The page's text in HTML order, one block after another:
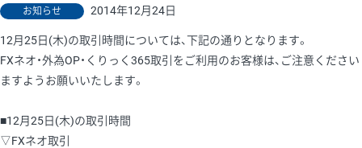
お知らせ 2014年12月24日
12月25日(木)の取引時間については、下記の通りとなります。
FXネオ・外為OP・くりっく365取引をご利用のお客様は、ご注意ください
ますようお願いいたします。
■12月25日(木)の取引時間
▽FXネオ取引